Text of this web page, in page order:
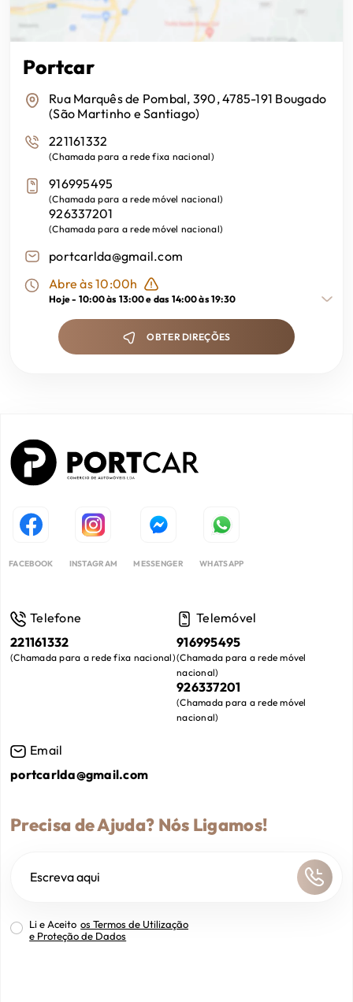
Sistema de estacionamento autónomo
Travão de Mão Eléctrico
6 Airbags
Auto-Rádio c/ CDs
Portcar
Rua Marquês de Pombal, 390, 4785-191 Bougado
(São Martinho e Santiago)
221161332
(Chamada para a rede fixa nacional)
916995495
(Chamada para a rede móvel nacional)
926337201
(Chamada para a rede móvel nacional)
portcarlda@gmail.com
Abre às 10:00h
Hoje - 10:00 às 13:00 e das 14:00 às 19:30
OBTER DIREÇÕES
FACEBOOK INSTAGRAM MESSENGER WHATSAPP
Telefone
221161332
(Chamada para a rede fixa nacional)
Telemóvel
916995495
(Chamada para a rede móvel
nacional)
926337201
(Chamada para a rede móvel
nacional)
Email
portcarlda@gmail.com
Precisa de Ajuda? Nós Ligamos!
Li e Aceito os Termos de Utilização
e Proteção de Dados